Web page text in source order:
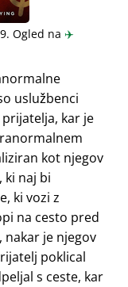
Ogled na ✈️
uslužbenci
prijatelja, kar je
kot njegov
ki naj bi
ki vozi z
na cesto pred
nakar je njegov
poklical
s ceste, kar